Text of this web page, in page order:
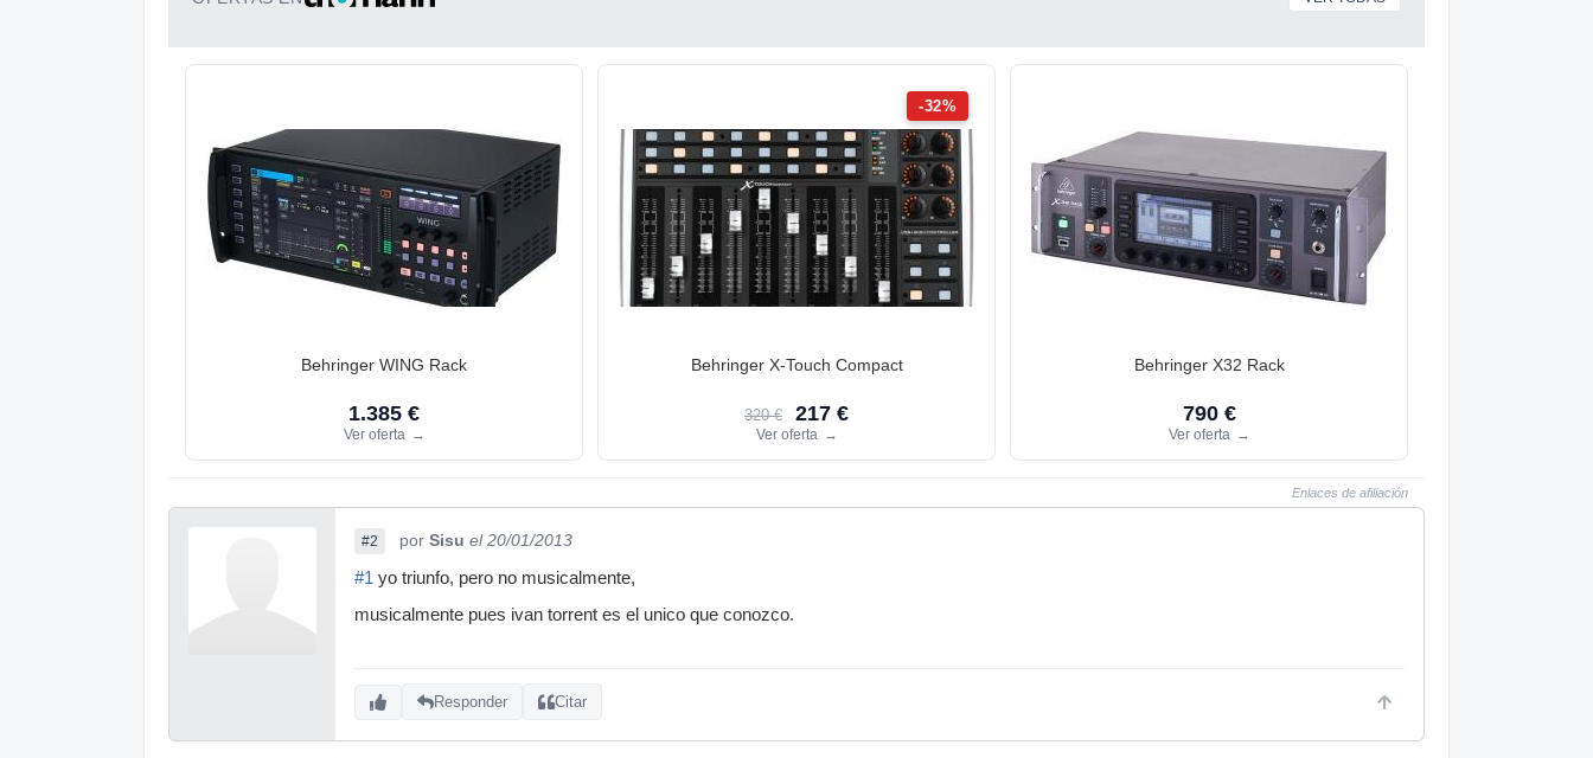
Behringer WING Rack
1.385 €
Ver oferta →
-32%
Behringer X-Touch Compact
320 € 217 €
Ver oferta →
Behringer X32 Rack
790 €
Ver oferta →
Enlaces de afiliación
#2 por Sisu el 20/01/2013
#1 yo triunfo, pero no musicalmente,
musicalmente pues ivan torrent es el unico que conozco.
Responder Citar